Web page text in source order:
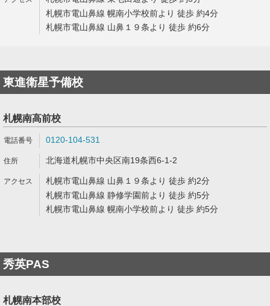
札幌市電山鼻線 幌南小学校前より 徒歩 約4分
札幌市電山鼻線 山鼻１９条より 徒歩 約6分
東進衛星予備校
札幌南高前校
0120-104-531
北海道札幌市中央区南19条西6-1-2
札幌市電山鼻線 山鼻１９条より 徒歩 約2分
札幌市電山鼻線 静修学園前より 徒歩 約5分
札幌市電山鼻線 幌南小学校前より 徒歩 約5分
秀英PAS
札幌南本部校